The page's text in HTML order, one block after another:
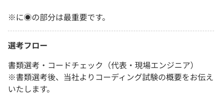
※に◉の部分は最重要です。
選考フロー
書類選考・コードチェック（代表・現場エンジニア）
※書類選考後、当社よりコーディング試験の概要をお伝え
いたします。